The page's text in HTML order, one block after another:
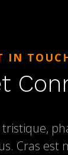
IN
tristique,
Cras est